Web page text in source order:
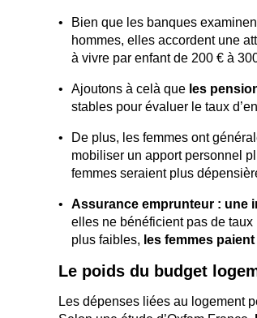
Bien que les banques
hommes, elles accordent une
à vivre par enfant de 200 € à
Ajoutons à celà que les
stables pour évaluer le taux
De plus, les femmes ont
mobiliser un apport personnel
femmes seraient plus
Assurance emprunteur : une
elles ne bénéficient pas de
plus faibles, les femmes
Le poids du budget
Les dépenses liées au logement